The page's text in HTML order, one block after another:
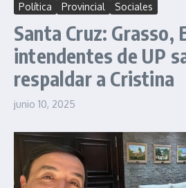
Política Provincial Sociales
Santa Cruz: Grasso,
intendentes de UP
respaldar a Cristina
junio 10, 2025